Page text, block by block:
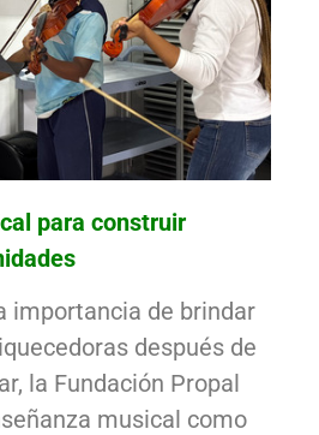
para construir
importancia de brindar
después de
la Fundación Propal
musical como